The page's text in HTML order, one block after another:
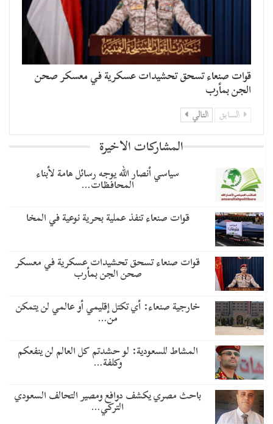
قوات صنعاء تسحق تحشيدات عسكرية في معسكر صحن
الجن بمأرب
السابق التالي
المشاركات الاخيرة
سياسي أنصار الله يوجه رسائل هامة لأبناء
المحافظات…
قوات صنعاء تنفذ عملية بحرية نوعية في المخا
قوات صنعاء تسحق تحشيدات عسكرية في معسكر
صحن الجن بمأرب
خارجية صنعاء: أي تكتل إقليمي أو عالمي لن يتمكن
من…
المشاط للسعودية: لو حشدتم كل العالم لن ينفعكم
وكلفة…
باحث مصري يكشف دوافع ومصير التحالف السعودي
التركي…